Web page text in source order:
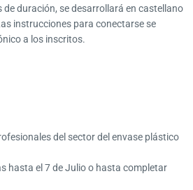
de duración, se desarrollará en castellano
instrucciones para conectarse se
a los inscritos.
del sector del envase plástico
hasta el 7 de Julio o hasta completar